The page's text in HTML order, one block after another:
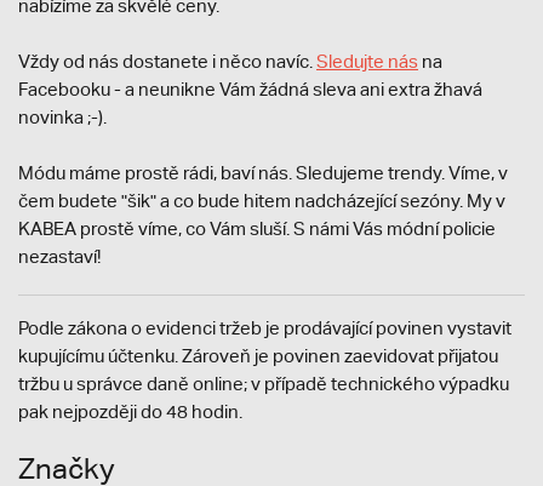
nabízíme za skvělé ceny.
Vždy od nás dostanete i něco navíc. Sledujte nás na
Facebooku - a neunikne Vám žádná sleva ani extra žhavá
novinka ;-).
Módu máme prostě rádi, baví nás. Sledujeme trendy. Víme, v
čem budete "šik" a co bude hitem nadcházející sezóny. My v
KABEA prostě víme, co Vám sluší. S námi Vás módní policie
nezastaví!
Podle zákona o evidenci tržeb je prodávající povinen vystavit
kupujícímu účtenku. Zároveň je povinen zaevidovat přijatou
tržbu u správce daně online; v případě technického výpadku
pak nejpozději do 48 hodin.
Značky